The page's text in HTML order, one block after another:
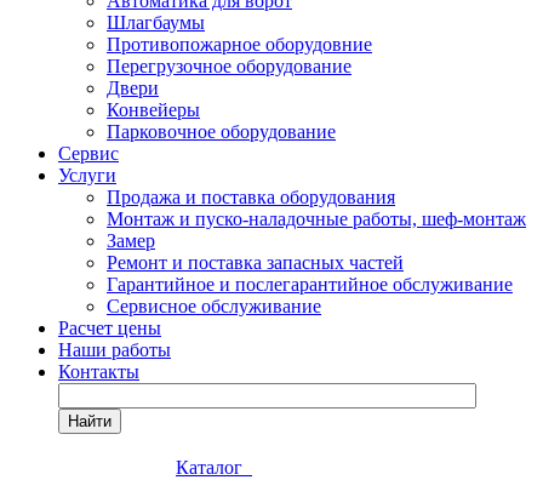
Шлагбаумы
Противопожарное оборудовние
Перегрузочное оборудование
Двери
Конвейеры
Парковочное оборудование
Сервис
Услуги
Продажа и поставка оборудования
Монтаж и пуско-наладочные работы, шеф-монтаж
Замер
Ремонт и поставка запасных частей
Гарантийное и послегарантийное обслуживание
Сервисное обслуживание
Расчет цены
Наши работы
Контакты
Найти
Каталог